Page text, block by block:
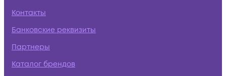
Контакты
Банковские реквизиты
Партнеры
Каталог брендов